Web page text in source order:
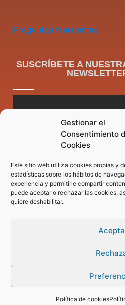
Gestionar el
Consentimiento
Cookies
Este sitio web utiliza cookies propias y
estadísticas sobre los hábitos de
experiencia y permitirle compartir
puede aceptar o rechazar las cookies,
quiere deshabilitar.
Política de cookies
Preguntas frecuentes
SUSCRÍBETE A